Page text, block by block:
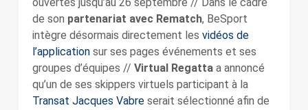
de son partenariat avec Rematch, BeSport
intègre désormais directement les vidéos de
l’applicationsur ses pages événements et ses
groupes d’équipes // Virtual Regattaa annoncé
qu’un de ses skippers virtuels participant à la
Transat Jacques Vabreserait sélectionné afin de